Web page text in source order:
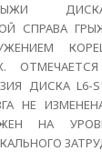
СПРАВА
ДИСКА L6-
НЕ
НА